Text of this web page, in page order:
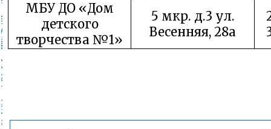
МБУ ДО «Дом
детского
творчества №1»
5 мкр. д.3 ул.
Весенняя, 28а